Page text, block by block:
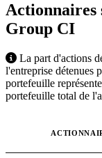
Actionnaires
Group CI
La part d'actions
l'entreprise détenues
portefeuille
portefeuille total de